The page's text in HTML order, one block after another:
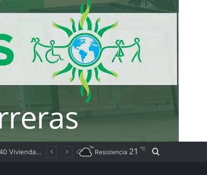
Sameep anunció que comenzó la distribución de agua a las localidades del Segundo Acueducto tras la recarga de cisternas en Sáenz Peña Resistencia 21 ℃ Buscar por